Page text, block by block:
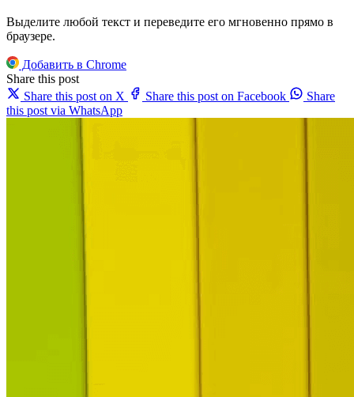
Выделите любой текст и переведите его мгновенно прямо в
браузере.
Добавить в Chrome
Share this post
Share this post on X
Share this post on Facebook
Share
this post via WhatsApp